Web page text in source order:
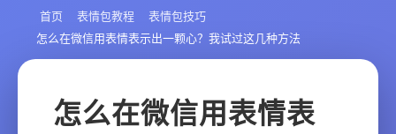
首页 表情包教程
表情包技巧
怎么在微信用表情表示出一颗心？我试过这几种方法
怎么在微信用表情表